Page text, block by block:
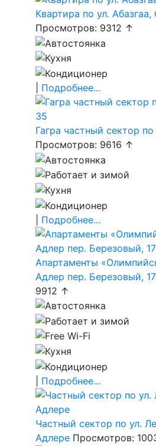
Квартира по ул. Абазгаа,
Просмотров: 9312 ↑
Подробнее...
Гагра частный сектор по
Просмотров: 9616 ↑
Подробнее...
Апартаменты
Адлер пер. Березовый, 17
9912 ↑
Подробнее...
Частный сектор по ул.
Адлере Просмотров: